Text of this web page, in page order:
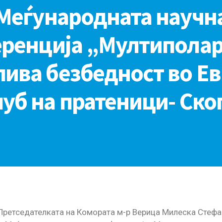
безбедност во
на пратеници-
на Комората м-р Верица Милеска